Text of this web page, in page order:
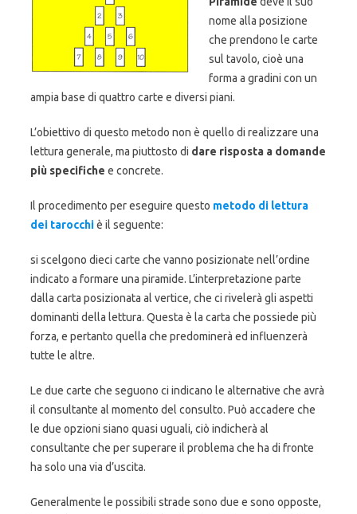
nome alla posizione
che prendono le carte
sul tavolo, cioè una
forma a gradini con un
ampia base di quattro carte e diversi piani.
L’obiettivo di questo metodo non è quello di realizzare una
lettura generale, ma piuttosto di dare risposta a domande
più specifiche e concrete.
Il procedimento per eseguire questo metodo di lettura
dei tarocchiè il seguente:
si scelgono dieci carte che vanno posizionate nell’ordine
indicato a formare una piramide. L’interpretazione parte
dalla carta posizionata al vertice, che ci rivelerà gli aspetti
dominanti della lettura. Questa è la carta che possiede più
forza, e pertanto quella che predominerà ed influenzerà
tutte le altre.
Le due carte che seguono ci indicano le alternative che avrà
il consultante al momento del consulto. Può accadere che
le due opzioni siano quasi uguali, ciò indicherà al
consultante che per superare il problema che ha di fronte
ha solo una via d’uscita.
Generalmente le possibili strade sono due e sono opposte,